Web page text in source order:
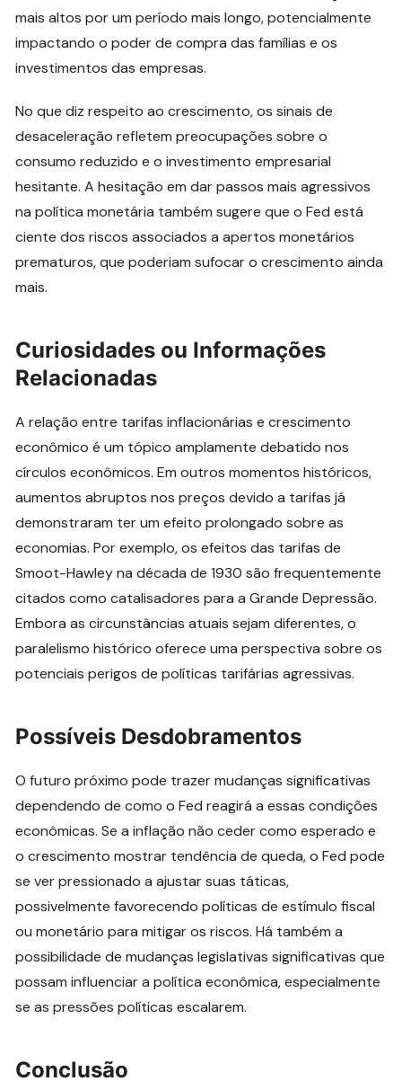
mais altos por um período mais longo, potencialmente
impactando o poder de compra das famílias e os
investimentos das empresas.
No que diz respeito ao crescimento, os sinais de
desaceleração refletem preocupações sobre o
consumo reduzido e o investimento empresarial
hesitante. A hesitação em dar passos mais agressivos
na política monetária também sugere que o Fed está
ciente dos riscos associados a apertos monetários
prematuros, que poderiam sufocar o crescimento ainda
mais.
Curiosidades ou Informações
Relacionadas
A relação entre tarifas inflacionárias e crescimento
econômico é um tópico amplamente debatido nos
círculos econômicos. Em outros momentos históricos,
aumentos abruptos nos preços devido a tarifas já
demonstraram ter um efeito prolongado sobre as
economias. Por exemplo, os efeitos das tarifas de
Smoot-Hawley na década de 1930 são frequentemente
citados como catalisadores para a Grande Depressão.
Embora as circunstâncias atuais sejam diferentes, o
paralelismo histórico oferece uma perspectiva sobre os
potenciais perigos de políticas tarifárias agressivas.
Possíveis Desdobramentos
O futuro próximo pode trazer mudanças significativas
dependendo de como o Fed reagirá a essas condições
econômicas. Se a inflação não ceder como esperado e
o crescimento mostrar tendência de queda, o Fed pode
se ver pressionado a ajustar suas táticas,
possivelmente favorecendo políticas de estímulo fiscal
ou monetário para mitigar os riscos. Há também a
possibilidade de mudanças legislativas significativas que
possam influenciar a política econômica, especialmente
se as pressões políticas escalarem.
Conclusão